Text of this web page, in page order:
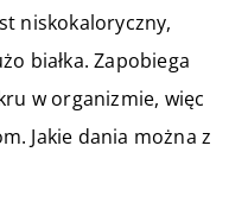
niskokaloryczny,
białka. Zapobiega
w organizmie, więc
Jakie dania można z